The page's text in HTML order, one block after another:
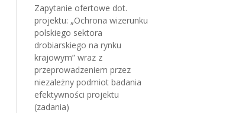
Zapytanie ofertowe dot.
projektu: „Ochrona wizerunku
polskiego sektora
drobiarskiego na rynku
krajowym” wraz z
przeprowadzeniem przez
niezależny podmiot badania
efektywności projektu
(zadania)